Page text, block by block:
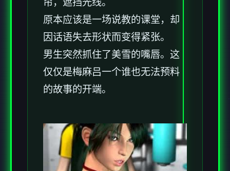
原本应该是一场说教的课堂，却
因话语失去形状而变得紧张。
男生突然抓住了美雪的嘴唇。这
仅仅是梅麻吕一个谁也无法预料
的故事的开端。